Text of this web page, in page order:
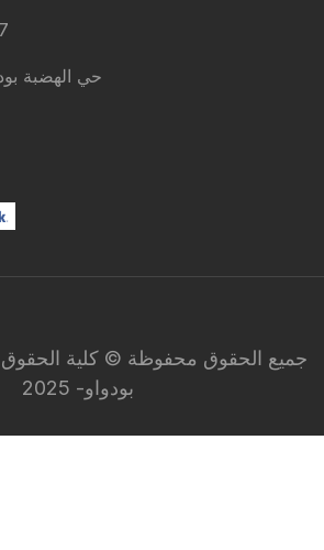
حي الهضبة
جميع الحقوق محفوظة © كلية الحقوق
بودواو- 2025